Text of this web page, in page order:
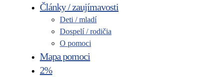
Články / zaujímavosti
Deti / mladí
Dospelí / rodičia
O pomoci
Mapa pomoci
2%